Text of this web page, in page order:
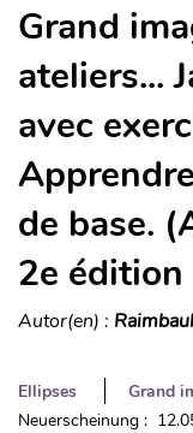
Grand
ateliers...
avec
de base.
2e édition
Autor(en) :
Ellipses
Grand
Neuerscheinung :